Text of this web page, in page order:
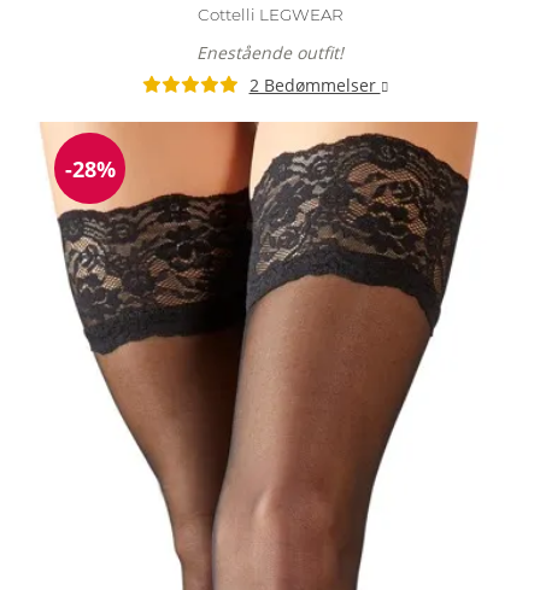
Cottelli LEGWEAR
Enestående outfit!
2 Bedømmelser
Rabat
-28%